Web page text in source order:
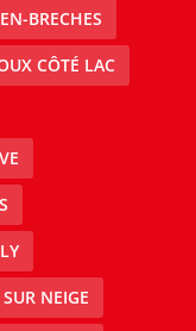
BRECHES
CÔTÉ LAC
NEIGE